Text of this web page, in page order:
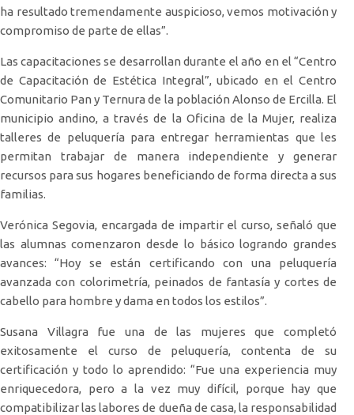
ha resultado tremendamente auspicioso, vemos motivación y
compromiso de parte de ellas”.
Las capacitaciones se desarrollan durante el año en el “Centro
de Capacitación de Estética Integral”, ubicado en el Centro
Comunitario Pan y Ternura de la población Alonso de Ercilla. El
municipio andino, a través de la Oficina de la Mujer, realiza
talleres de peluquería para entregar herramientas que les
permitan trabajar de manera independiente y generar
recursos para sus hogares beneficiando de forma directa a sus
familias.
Verónica Segovia, encargada de impartir el curso, señaló que
las alumnas comenzaron desde lo básico logrando grandes
avances: “Hoy se están certificando con una peluquería
avanzada con colorimetría, peinados de fantasía y cortes de
cabello para hombre y dama en todos los estilos”.
Susana Villagra fue una de las mujeres que completó
exitosamente el curso de peluquería, contenta de su
certificación y todo lo aprendido: “Fue una experiencia muy
enriquecedora, pero a la vez muy difícil, porque hay que
compatibilizar las labores de dueña de casa, la responsabilidad